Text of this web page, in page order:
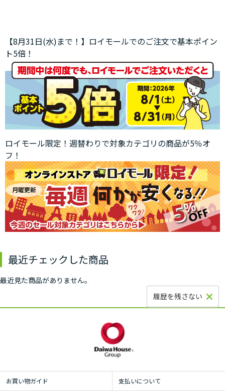
【8月31日(水)まで！】ロイモールでのご注文で基本ポイン
ト5倍！
ロイモール限定！週替わりで対象カテゴリの商品が5％オ
フ！
最近チェックした商品
最近見た商品がありません。
履歴を残さない
お買い物ガイド 支払いについて